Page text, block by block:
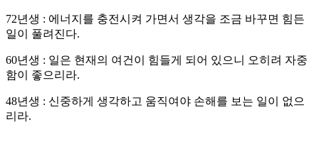
72년생 : 에너지를 충전시켜 가면서 생각을 조금 바꾸면 힘든
일이 풀려진다.
60년생 : 일은 현재의 여건이 힘들게 되어 있으니 오히려 자중
함이 좋으리라.
48년생 : 신중하게 생각하고 움직여야 손해를 보는 일이 없으
리라.